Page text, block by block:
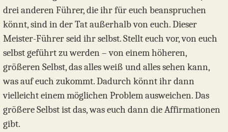
drei anderen Führer, die ihr für euch beanspruchen
könnt, sind in der Tat außerhalb von euch. Dieser
Meister-Führer seid ihr selbst. Stellt euch vor, von euch
selbst geführt zu werden – von einem höheren,
größeren Selbst, das alles weiß und alles sehen kann,
was auf euch zukommt. Dadurch könnt ihr dann
vielleicht einem möglichen Problem ausweichen. Das
größere Selbst ist das, was euch dann die Affirmationen
gibt.